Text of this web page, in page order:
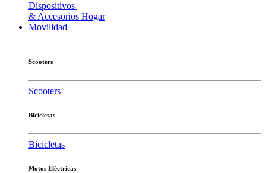
Dispositivos
& Accesorios Hogar
Movilidad
Scooters
Scooters
Bicicletas
Bicicletas
Motos Eléctricas